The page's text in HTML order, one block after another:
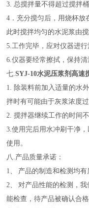
3. 总搅拌量不得超过搅拌
4．充分搅匀后，用烧杯放
此时搅拌均匀的水泥浆由搅
5.工作完毕，应对仪器进
6.仪器要经常擦拭，保持清
七.SYJ-10水泥压浆剂高速
1. 除装料前加入适量的水
拌时有可能由于灰浆浓度
2. 搅拌器继续工作的时间
3.使用完后用水冲刷干净
使用。
八 .产品质量承诺：
1、
产品的制造和检测均有
2、
对产品性能的检测，
能检查，待产品被确认合